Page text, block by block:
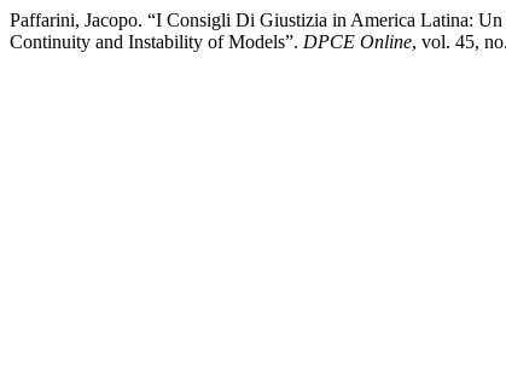
Paffarini, Jacopo. “I Consigli Di Giustizia in America Latina:
Continuity and Instability of Models”. DPCE Online, vol. 45,